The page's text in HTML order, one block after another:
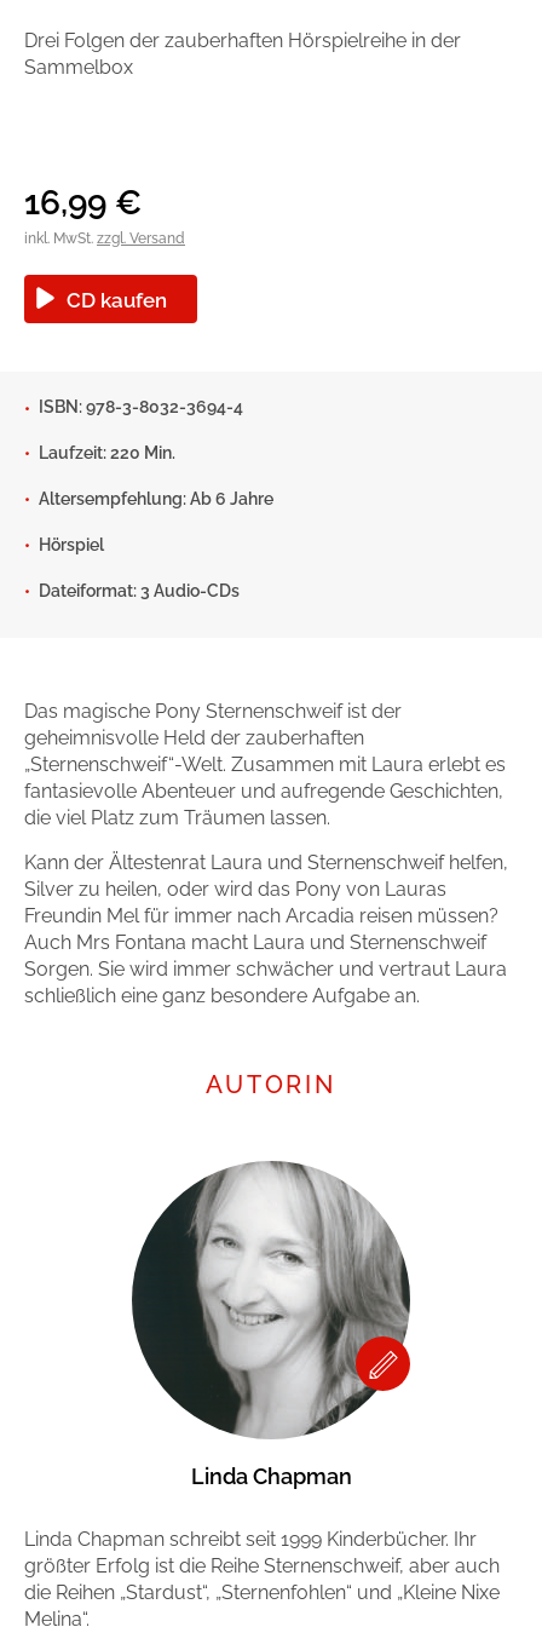
Man sieht sich
Zum Titel
Ratgeber und Sachbuch
Gib dem Monster keine Schokolade
Handel
Autorinnen und Autoren
Drei Folgen der zauberhaften Hörspielreihe in der
Sammelbox
16,99 €
inkl. MwSt. zzgl. Versand
CD kaufen
ISBN: 978-3-8032-3694-4
Laufzeit: 220 Min.
Altersempfehlung: Ab 6 Jahre
Hörspiel
Dateiformat: 3 Audio-CDs
Das magische Pony Sternenschweif ist der
geheimnisvolle Held der zauberhaften
„Sternenschweif“-Welt. Zusammen mit Laura erlebt es
fantasievolle Abenteuer und aufregende Geschichten,
die viel Platz zum Träumen lassen.
Kann der Ältestenrat Laura und Sternenschweif helfen,
Silver zu heilen, oder wird das Pony von Lauras
Freundin Mel für immer nach Arcadia reisen müssen?
Auch Mrs Fontana macht Laura und Sternenschweif
Sorgen. Sie wird immer schwächer und vertraut Laura
schließlich eine ganz besondere Aufgabe an.
AUTORIN
Linda Chapman
Linda Chapman schreibt seit 1999 Kinderbücher. Ihr
größter Erfolg ist die Reihe Sternenschweif, aber auch
die Reihen „Stardust“, „Sternenfohlen“ und „Kleine Nixe
Melina“.